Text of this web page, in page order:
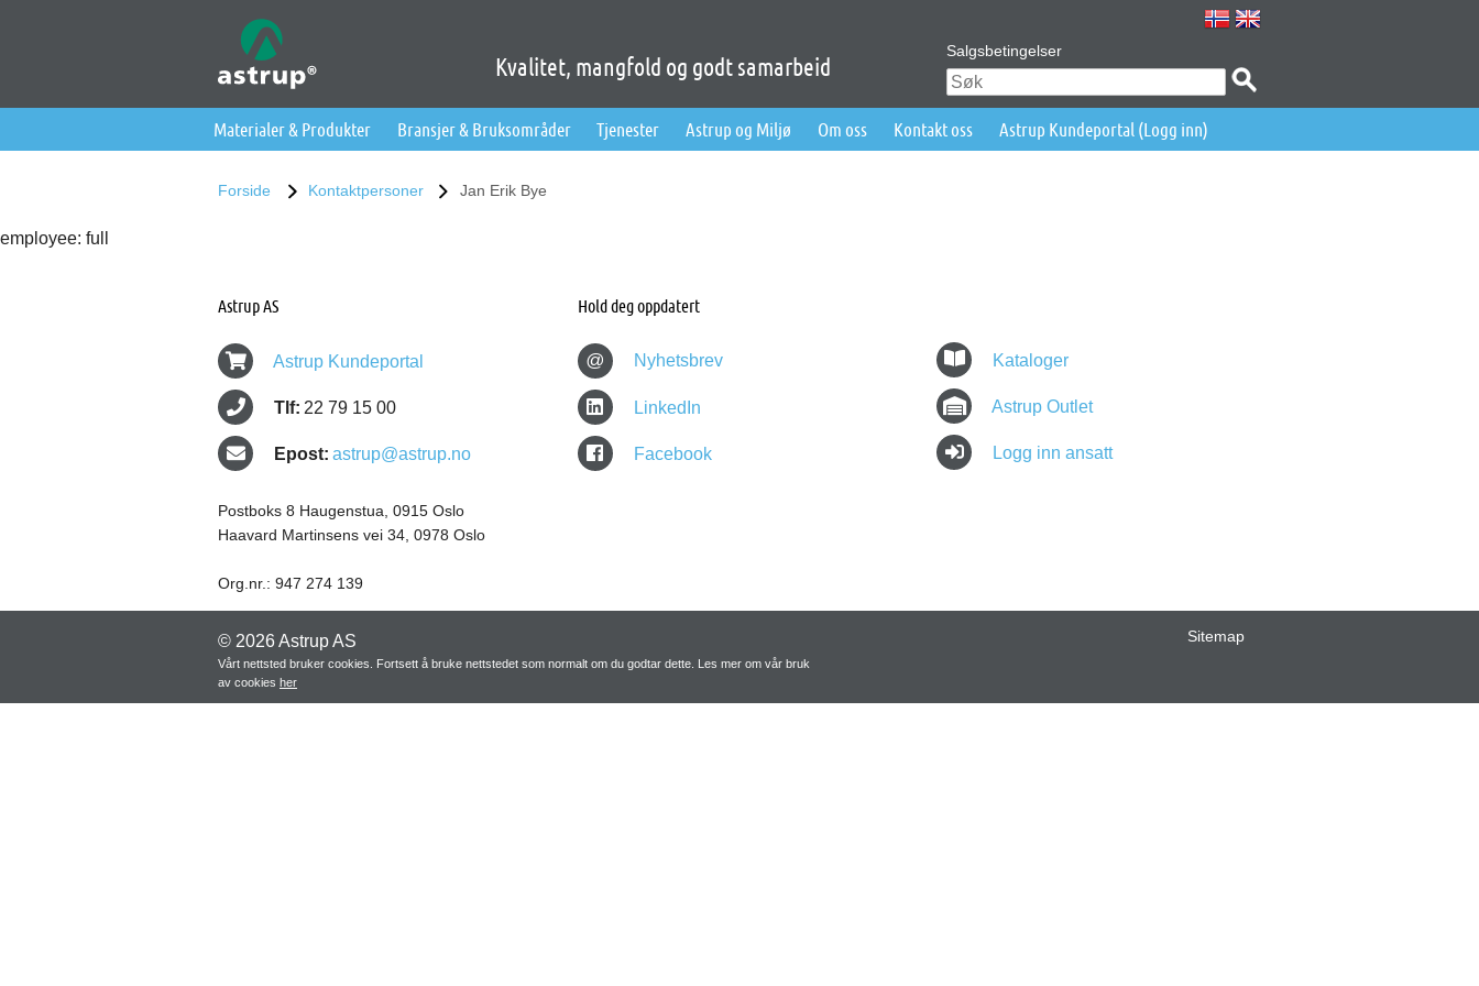
Kvalitet, mangfold og godt samarbeid
Salgsbetingelser
Materialer & Produkter Bransjer & Bruksområder Tjenester Astrup og Miljø Om oss Kontakt oss Astrup Kundeportal (Logg inn)
Forside Kontaktpersoner Jan Erik Bye
employee: full
Astrup AS
Astrup Kundeportal
Tlf: 22 79 15 00
Epost: astrup@astrup.no
Postboks 8 Haugenstua, 0915 Oslo
Haavard Martinsens vei 34, 0978 Oslo
Org.nr.: 947 274 139
Hold deg oppdatert
@ Nyhetsbrev
LinkedIn
Facebook
Kataloger
Astrup Outlet
Logg inn ansatt
© 2026 Astrup AS
Vårt nettsted bruker cookies. Fortsett å bruke nettstedet som normalt om du godtar dette. Les mer om vår bruk
av cookies her
Sitemap